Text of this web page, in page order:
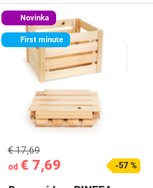
Novinka
First minute
od € 7,69
€ 17,69
-57 %